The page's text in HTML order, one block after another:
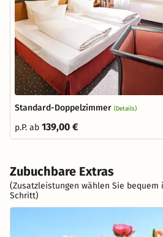
Standard-Doppelzimmer (Details)
p.P. ab 139,00 €
Zubuchbare Extras
(Zusatzleistungen wählen Sie bequem
Schritt)